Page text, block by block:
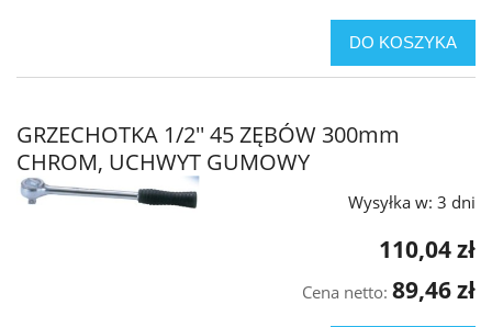
DO KOSZYKA
GRZECHOTKA 1/2'' 45 ZĘBÓW 300mm
CHROM, UCHWYT GUMOWY
Wysyłka w: 3 dni
110,04 zł
Cena netto: 89,46 zł